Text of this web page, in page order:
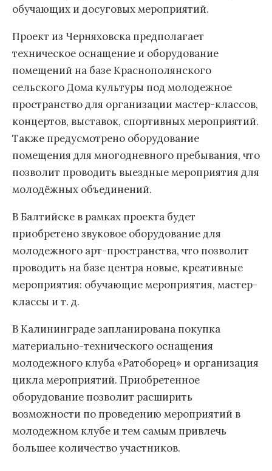
обучающих и досуговых мероприятий.
Проект из Черняховска предполагает
техническое оснащение и оборудование
помещений на базе Краснополянского
сельского Дома культуры под молодежное
пространство для организации мастер-классов,
концертов, выставок, спортивных мероприятий.
Также предусмотрено оборудование
помещения для многодневного пребывания, что
позволит проводить выездные мероприятия для
молодёжных объединений.
В Балтийске в рамках проекта будет
приобретено звуковое оборудование для
молодежного арт-пространства, что позволит
проводить на базе центра новые, креативные
мероприятия: обучающие мероприятия, мастер-
классы и т. д.
В Калининграде запланирована покупка
материально-технического оснащения
молодежного клуба «Ратоборец» и организация
цикла мероприятий. Приобретенное
оборудование позволит расширить
возможности по проведению мероприятий в
молодежном клубе и тем самым привлечь
большее количество участников.